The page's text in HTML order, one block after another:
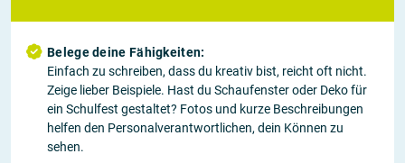
Belege deine Fähigkeiten:
Einfach zu schreiben, dass du kreativ bist, reicht oft nicht.
Zeige lieber Beispiele. Hast du Schaufenster oder Deko für
ein Schulfest gestaltet? Fotos und kurze Beschreibungen
helfen den Personalverantwortlichen, dein Können zu
sehen.